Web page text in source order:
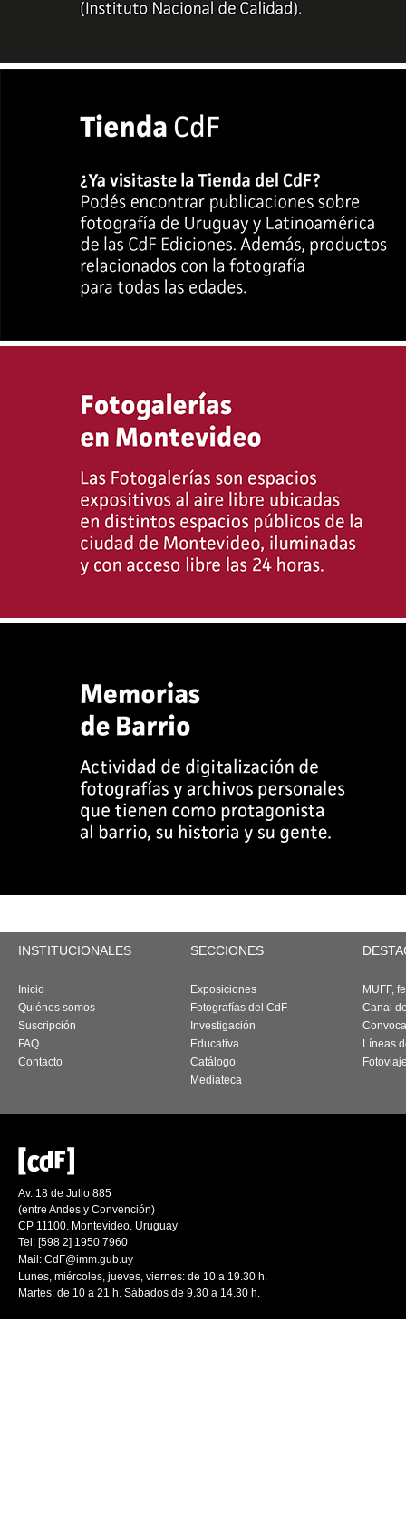
INSTITUCIONALES SECCIONES
Inicio
Quiénes somos
Suscripción
FAQ
Contacto
Exposiciones
Fotografías del CdF
Investigación
Educativa
Catálogo
Mediateca
MUFF,
Canal
Líneas
Av. 18 de Julio 885
(entre Andes y Convención)
CP 11100. Montevideo. Uruguay
Tel: [598 2] 1950 7960
Mail: CdF@imm.gub.uy
Lunes, miércoles, jueves, viernes: de 10 a 19.30 h.
Martes: de 10 a 21 h. Sábados de 9.30 a 14.30 h.